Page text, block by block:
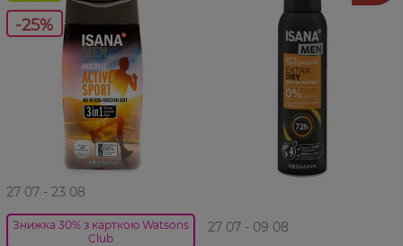
-25%
27 07 - 23 08
Знижка 30% з карткою Watsons
Club
27 07 - 09 08